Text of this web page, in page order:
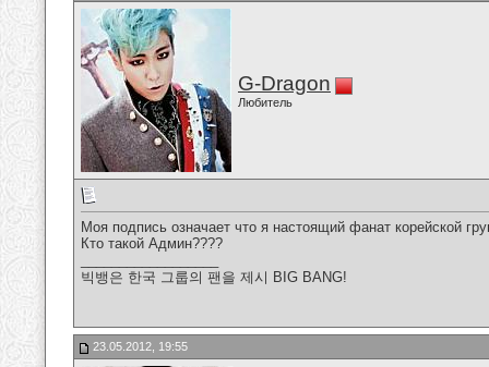
G-Dragon
Любитель
Моя подпись означает что я настоящий фанат корейской
Кто такой Админ????
빅뱅은 한국 그룹의 팬을 제시 BIG BANG!
23.05.2012, 19:55